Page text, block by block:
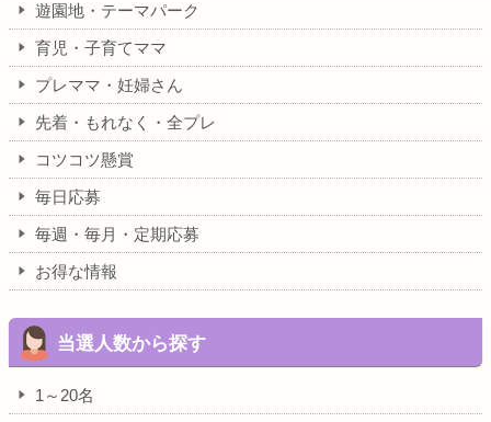
遊園地・テーマパーク
育児・子育てママ
プレママ・妊婦さん
先着・もれなく・全プレ
コツコツ懸賞
毎日応募
毎週・毎月・定期応募
お得な情報
当選人数から探す
1～20名